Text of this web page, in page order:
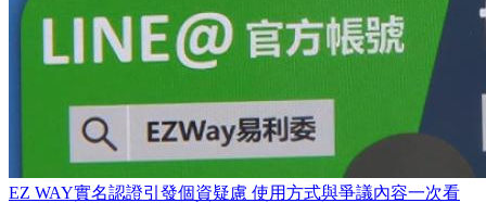
EZ WAY實名認證引發個資疑慮 使用方式與爭議內容一次看